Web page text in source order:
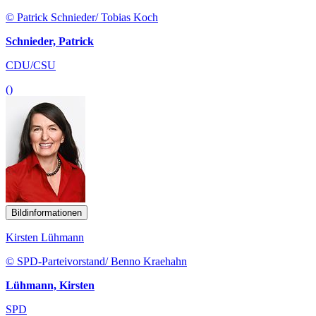
© Patrick Schnieder/ Tobias Koch
Schnieder, Patrick
CDU/CSU
()
Bildinformationen
Kirsten Lühmann
© SPD-Parteivorstand/ Benno Kraehahn
Lühmann, Kirsten
SPD